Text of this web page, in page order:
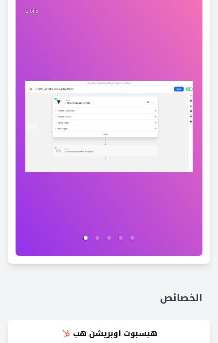
2 of 5
الخصائص
هبسبوت اوبريشن هب